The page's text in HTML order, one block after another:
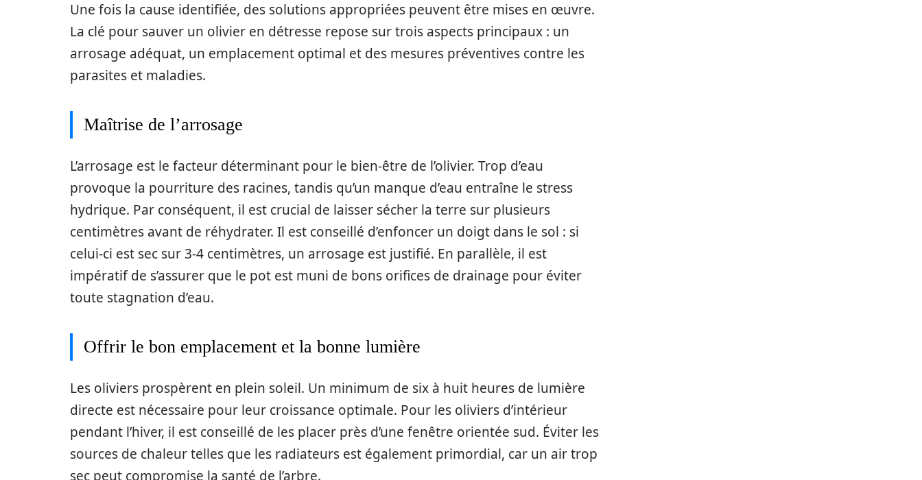
Une fois la cause identifiée, des solutions appropriées peuvent être mises en œuvre.
La clé pour sauver un olivier en détresse repose sur trois aspects principaux : un
arrosage adéquat, un emplacement optimal et des mesures préventives contre les
parasites et maladies.
Maîtrise de l’arrosage
L’arrosage est le facteur déterminant pour le bien-être de l’olivier. Trop d’eau
provoque la pourriture des racines, tandis qu’un manque d’eau entraîne le stress
hydrique. Par conséquent, il est crucial de laisser sécher la terre sur plusieurs
centimètres avant de réhydrater. Il est conseillé d’enfoncer un doigt dans le sol : si
celui-ci est sec sur 3-4 centimètres, un arrosage est justifié. En parallèle, il est
impératif de s’assurer que le pot est muni de bons orifices de drainage pour éviter
toute stagnation d’eau.
Offrir le bon emplacement et la bonne lumière
Les oliviers prospèrent en plein soleil. Un minimum de six à huit heures de lumière
directe est nécessaire pour leur croissance optimale. Pour les oliviers d’intérieur
pendant l’hiver, il est conseillé de les placer près d’une fenêtre orientée sud. Éviter les
sources de chaleur telles que les radiateurs est également primordial, car un air trop
sec peut compromise la santé de l’arbre.